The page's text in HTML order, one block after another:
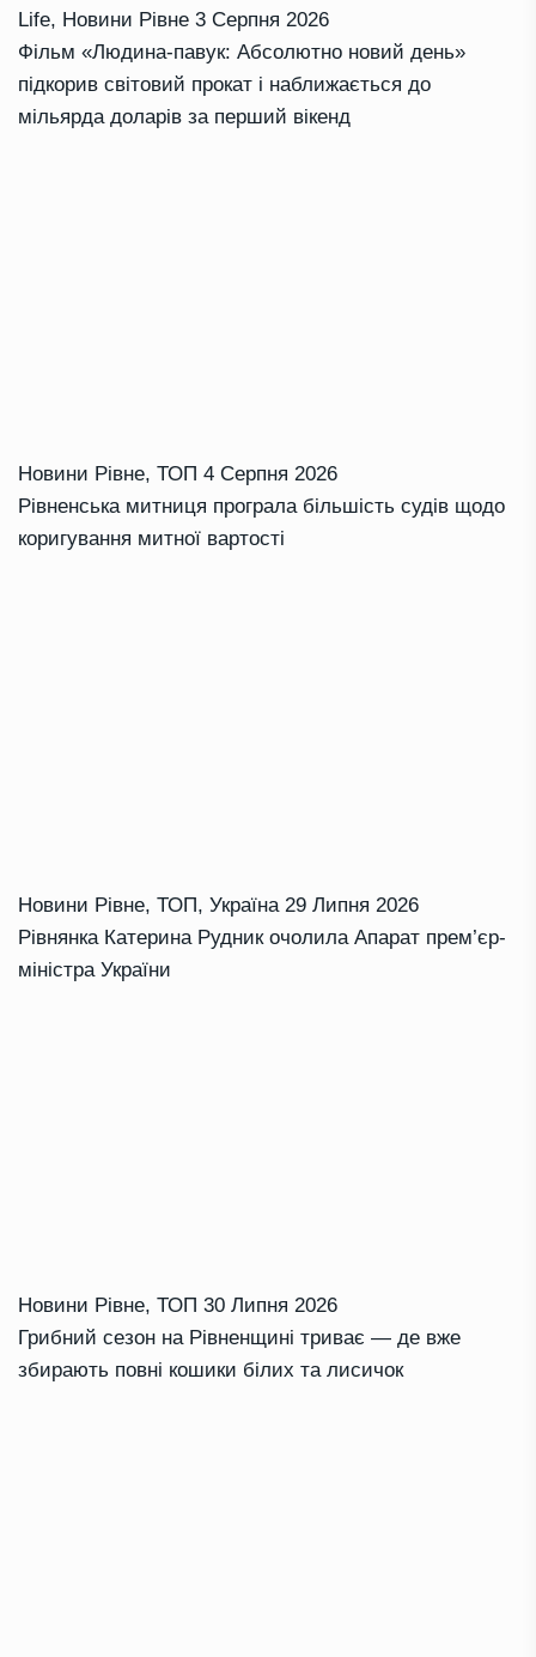
Life, Новини Рівне 3 Серпня 2026
Фільм «Людина-павук: Абсолютно новий день»
підкорив світовий прокат і наближається до
мільярда доларів за перший вікенд
Новини Рівне, ТОП 4 Серпня 2026
Рівненська митниця програла більшість судів щодо
коригування митної вартості
Новини Рівне, ТОП, Україна 29 Липня 2026
Рівнянка Катерина Рудник очолила Апарат прем’єр-
міністра України
Новини Рівне, ТОП 30 Липня 2026
Грибний сезон на Рівненщині триває — де вже
збирають повні кошики білих та лисичок